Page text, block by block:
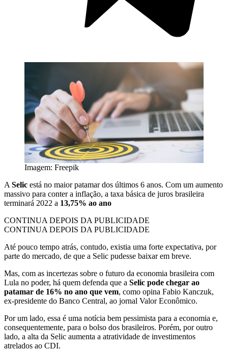
Imagem: Freepik
A Selic está no maior patamar dos últimos 6 anos. Com um aumento
massivo para conter a inflação, a taxa básica de juros brasileira
terminará 2022 a 13,75% ao ano
CONTINUA DEPOIS DA PUBLICIDADE
CONTINUA DEPOIS DA PUBLICIDADE
Até pouco tempo atrás, contudo, existia uma forte expectativa, por
parte do mercado, de que a Selic pudesse baixar em breve.
Mas, com as incertezas sobre o futuro da economia brasileira com
Lula no poder, há quem defenda que a Selic pode chegar ao
patamar de 16% no ano que vem, como opina Fabio Kanczuk,
ex-presidente do Banco Central, ao jornal Valor Econômico.
Por um lado, essa é uma notícia bem pessimista para a economia e,
consequentemente, para o bolso dos brasileiros. Porém, por outro
lado, a alta da Selic aumenta a atratividade de investimentos
atrelados ao CDI.